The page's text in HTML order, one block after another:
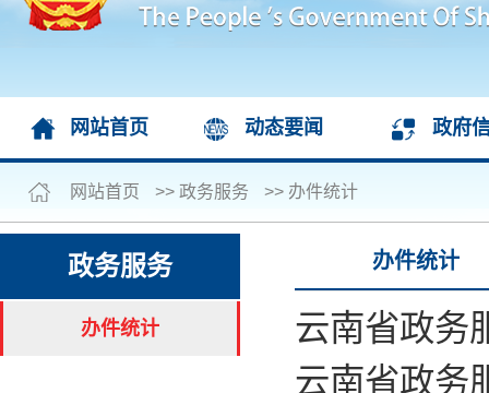
网站首页 动态要闻 政府
网站首页 >> 政务服务 >> 办件统计
政务服务
办件统计
办件统计
云南省政务
云南省政务